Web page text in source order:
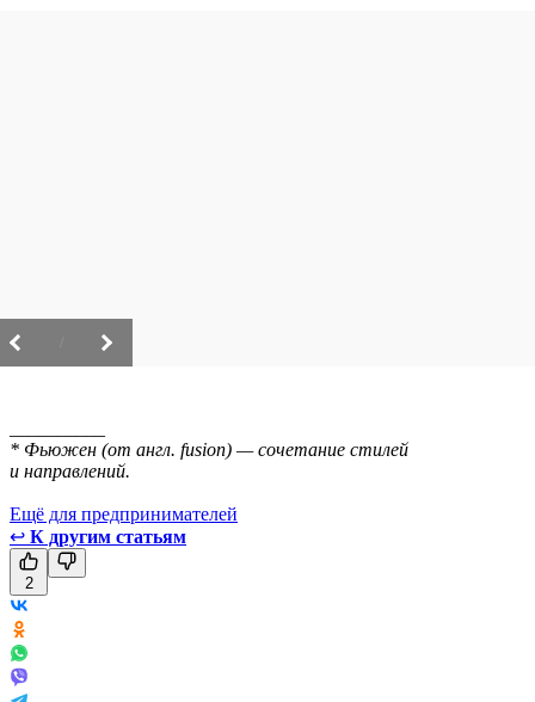
* Фьюжен (от англ. fusion) — сочетание стилей
и направлений.
Ещё для предпринимателей
↩ К другим статьям
2